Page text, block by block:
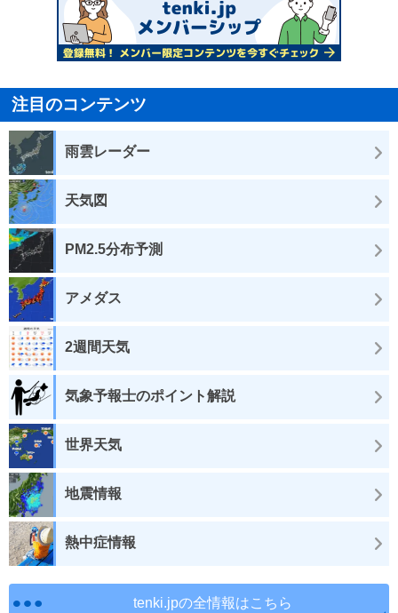
注目のコンテンツ
雨雲レーダー
天気図
PM2.5分布予測
アメダス
2週間天気
気象予報士のポイント解説
世界天気
地震情報
熱中症情報
tenki.jpの全情報はこちら